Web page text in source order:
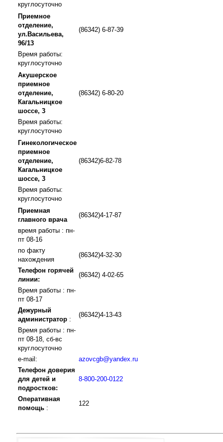
круглосуточно
Приемное
отделение,
ул.Васильева,
96/13
(86342) 6-87-39
Время работы:
круглосуточно
Акушерское
приемное
отделение,
Кагальницкое
шоссе, 3
(86342) 6-80-20
Время работы:
круглосуточно
Гинекологическое
приемное
отделение,
Кагальницкое
шоссе, 3
(86342)6-82-78
Время работы:
круглосуточно
Приемная
главного врача
(86342)4-17-87
время работы : пн-
пт 08-16
по факту
нахождения
(86342)4-32-30
Телефон горячей
линии:
(86342) 4-02-65
Время работы : пн-
пт 08-17
Дежурный
администратор :
(86342)4-13-43
Время работы : пн-
пт 08-18, сб-вс
круглосуточно
e-mail:
azovcgb@yandex.ru
Телефон доверия
для детей и
подростков:
8-800-200-0122
Оперативная
помощь :
122